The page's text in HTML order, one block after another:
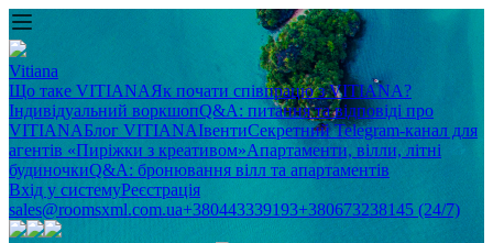
Vitiana
Що таке VITIANAЯк почати співпрацю з VITIANA?
Індивідуальний воркшопQ&A: питання та відповіді про
VITIANAБлог VITIANAІвентиСекретний Telegram-канал для
агентів «Пиріжки з креативом»Апартаменти, вілли, літні
будиночкиQ&A: бронювання вілл та апартаментів
Вхід у системуРеєстрація
sales@roomsxml.com.ua+380443339193+380673238145 (24/7)